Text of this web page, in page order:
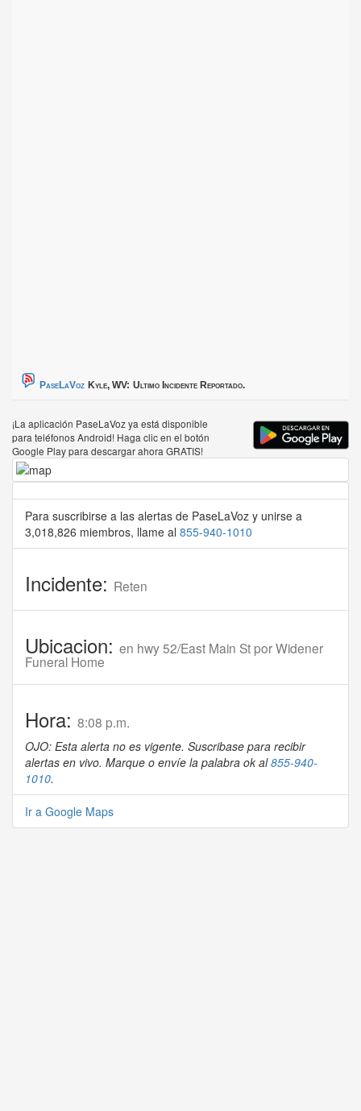
PaseLaVoz Kyle, WV: Ultimo Incidente Reportado.
¡La aplicación PaseLaVoz ya está disponible
para teléfonos Android! Haga clic en el botón
Google Play para descargar ahora GRATIS!
Para suscribirse a las alertas de PaseLaVoz y unirse a
3,018,826 miembros, llame al 855-940-1010
Incidente: Reten
Ubicacion: en hwy 52/East Main St por Widener
Funeral Home
Hora: 8:08 p.m.
OJO: Esta alerta no es vigente. Suscribase para recibir
alertas en vivo. Marque o envíe la palabra ok al855-940-
1010.
Ir a Google Maps